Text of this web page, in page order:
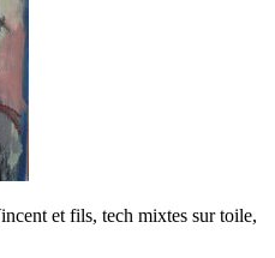
et fils, tech mixtes sur toile,